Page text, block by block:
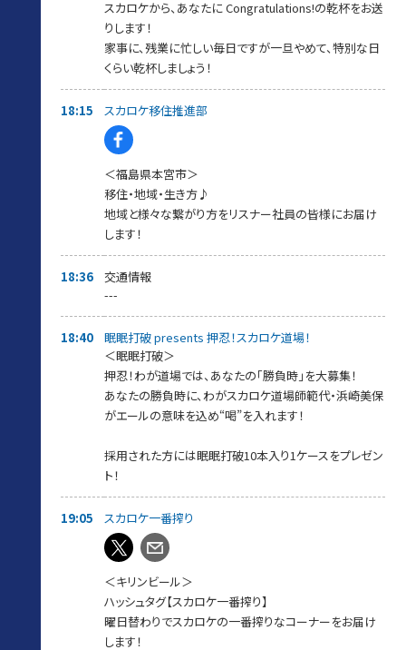
スカロケから、あなたに Congratulations!の乾杯をお送
りします！
家事に、残業に忙しい毎日ですが一旦やめて、特別な日
くらい乾杯しましょう！
18:15 スカロケ移住推進部
＜福島県本宮市＞
移住・地域・生き方♪
地域と様々な繋がり方をリスナー社員の皆様にお届け
します！
18:36
交通情報
---
18:40
眠眠打破 presents 押忍！スカロケ道場！
＜眠眠打破＞
押忍！わが道場では、あなたの「勝負時」を大募集！
あなたの勝負時に、わがスカロケ道場師範代・浜崎美保
がエールの意味を込め“喝”を入れます！
採用された方には眠眠打破10本入り1ケースをプレゼン
ト！
19:05 スカロケ一番搾り
＜キリンビール＞
ハッシュタグ【スカロケ一番搾り】
曜日替わりでスカロケの一番搾りなコーナーをお届け
します！